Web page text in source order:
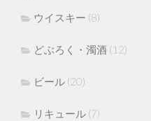
ウイスキー (8)
どぶろく・濁酒 (12)
ビール (20)
リキュール (7)